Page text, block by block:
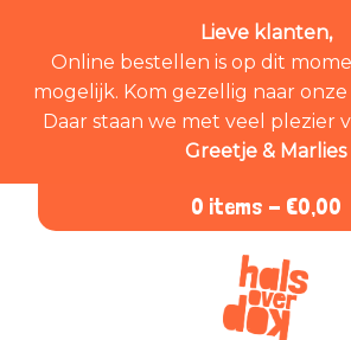
Lieve klanten,
Online bestellen is op dit
mogelijk. Kom gezellig naar
Daar staan we met veel plezier
Greetje & Marlies
0 items - €0,00